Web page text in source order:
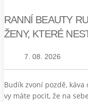
RANNÍ BEAUTY
ŽENY, KTERÉ
7. 08. 2026
Budík zvoní pozdě,
vy máte pocit, že na